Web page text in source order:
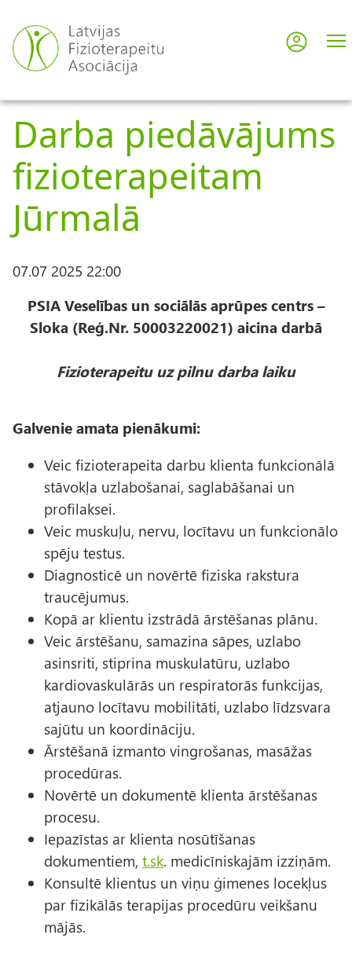
main
content
User
Log in
Darba piedāvājums
fizioterapeitam
Jūrmalā
07.07 2025 22:00
PSIA Veselības un sociālās aprūpes centrs –
Sloka (Reģ.Nr. 50003220021) aicina darbā
Fizioterapeitu uz pilnu darba laiku
Galvenie amata pienākumi:
Veic fizioterapeita darbu klienta funkcionālā
stāvokļa uzlabošanai, saglabāšanai un
profilaksei.
Veic muskuļu, nervu, locītavu un funkcionālo
spēju testus.
Diagnosticē un novērtē fiziska rakstura
traucējumus.
Kopā ar klientu izstrādā ārstēšanas plānu.
Veic ārstēšanu, samazina sāpes, uzlabo
asinsriti, stiprina muskulatūru, uzlabo
kardiovaskulārās un respiratorās funkcijas,
atjauno locītavu mobilitāti, uzlabo līdzsvara
sajūtu un koordināciju.
Ārstēšanā izmanto vingrošanas, masāžas
procedūras.
Novērtē un dokumentē klienta ārstēšanas
procesu.
Iepazīstas ar klienta nosūtīšanas
dokumentiem, t.sk. medicīniskajām izziņām.
Konsultē klientus un viņu ģimenes locekļus
par fizikālās terapijas procedūru veikšanu
mājās.